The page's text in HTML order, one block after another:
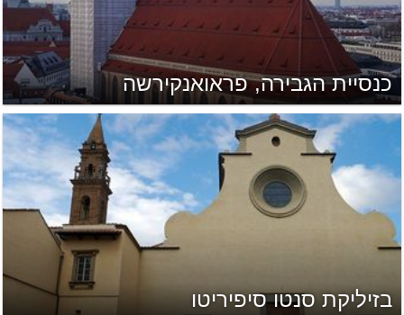
כנסיית הגבירה, פראואנקירשה
בזיליקת סנטו סיפיריטו